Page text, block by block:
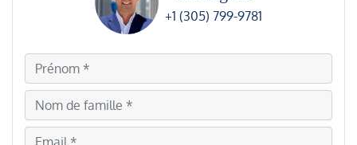
+1 (305) 799-9781